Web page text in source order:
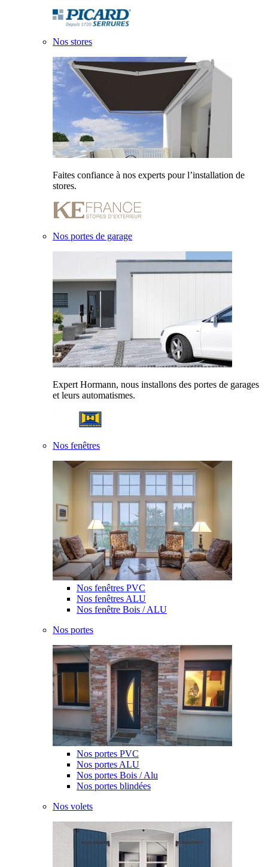
Nos stores
Faites confiance à nos experts pour l’installation de
stores.
Nos portes de garage
Expert Hormann, nous installons des portes de garages
et leurs automatismes.
Nos fenêtres
Nos fenêtres PVC
Nos fenêtres ALU
Nos fenêtre Bois / ALU
Nos portes
Nos portes PVC
Nos portes ALU
Nos portes Bois / Alu
Nos portes blindées
Nos volets